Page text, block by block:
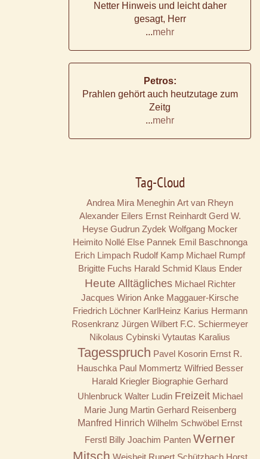
Netter Hinweis und leicht daher
gesagt, Herr
...mehr
Petros:
Prahlen gehört auch heutzutage zum
Zeitg
...mehr
Tag-Cloud
Andrea Mira Meneghin Art van Rheyn
Alexander Eilers Ernst Reinhardt Gerd W.
Heyse Gudrun Zydek Wolfgang Mocker
Heimito Nollé Else Pannek Emil Baschnonga
Erich Limpach Rudolf Kamp Michael Rumpf
Brigitte Fuchs Harald Schmid Klaus Ender
Heute Alltägliches Michael Richter
Jacques Wirion Anke Maggauer-Kirsche
Friedrich Löchner KarlHeinz Karius Hermann
Rosenkranz Jürgen Wilbert F.C. Schiermeyer
Nikolaus Cybinski Vytautas Karalius
Tagesspruch Pavel Kosorin Ernst R.
Hauschka Paul Mommertz Wilfried Besser
Harald Kriegler Biographie Gerhard
Uhlenbruck Walter Ludin Freizeit Michael
Marie Jung Martin Gerhard Reisenberg
Manfred Hinrich Wilhelm Schwöbel Ernst
Ferstl Billy Joachim Panten Werner
Mitsch